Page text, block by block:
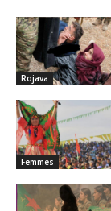
Rojava
Femmes